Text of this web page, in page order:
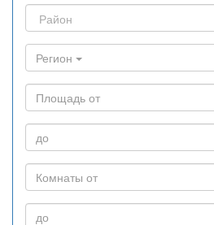
Регион